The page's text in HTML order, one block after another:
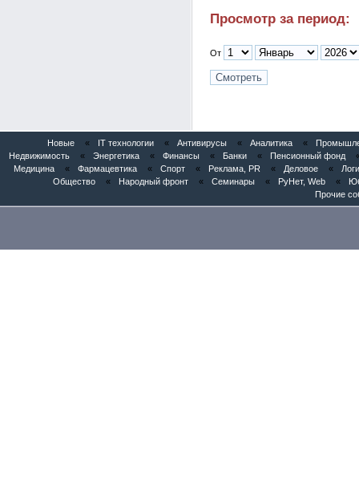
Просмотр за период:
От
Новые « IT технологии « Антивирусы « Аналитика «
Недвижимость
« Энергетика « Финансы « Банки « Пенсионный фонд
Медицина
« Фармацевтика « Спорт « Реклама, PR « Деловое «
Общество
« Народный фронт « Семинары « РуНет, Web «
Прочие